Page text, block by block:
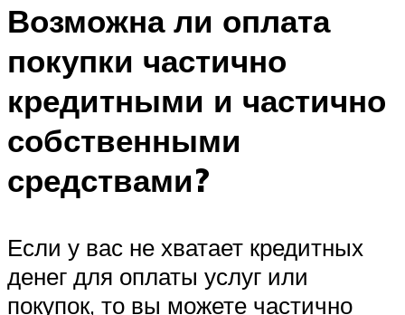
Возможна ли оплата
покупки частично
кредитными и частично
собственными
средствами?
Если у вас не хватает кредитных
денег для оплаты услуг или
покупок, то вы можете частично